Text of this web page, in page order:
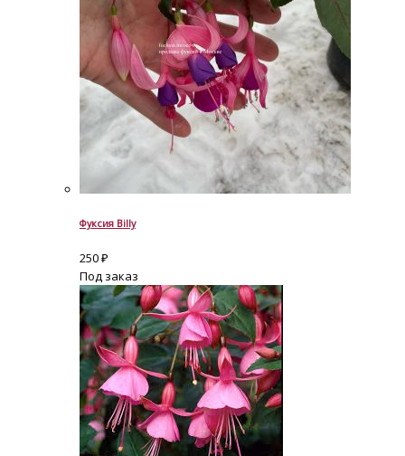
Фуксия Billy
250₽
Под заказ